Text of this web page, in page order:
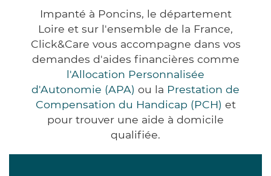
Impanté à Poncins, le département
Loire et sur l'ensemble de la France,
Click&Care vous accompagne dans vos
demandes d'aides financières comme
l'Allocation Personnalisée
d'Autonomie (APA) ou la Prestation de
Compensation du Handicap (PCH) et
pour trouver une aide à domicile
qualifiée.